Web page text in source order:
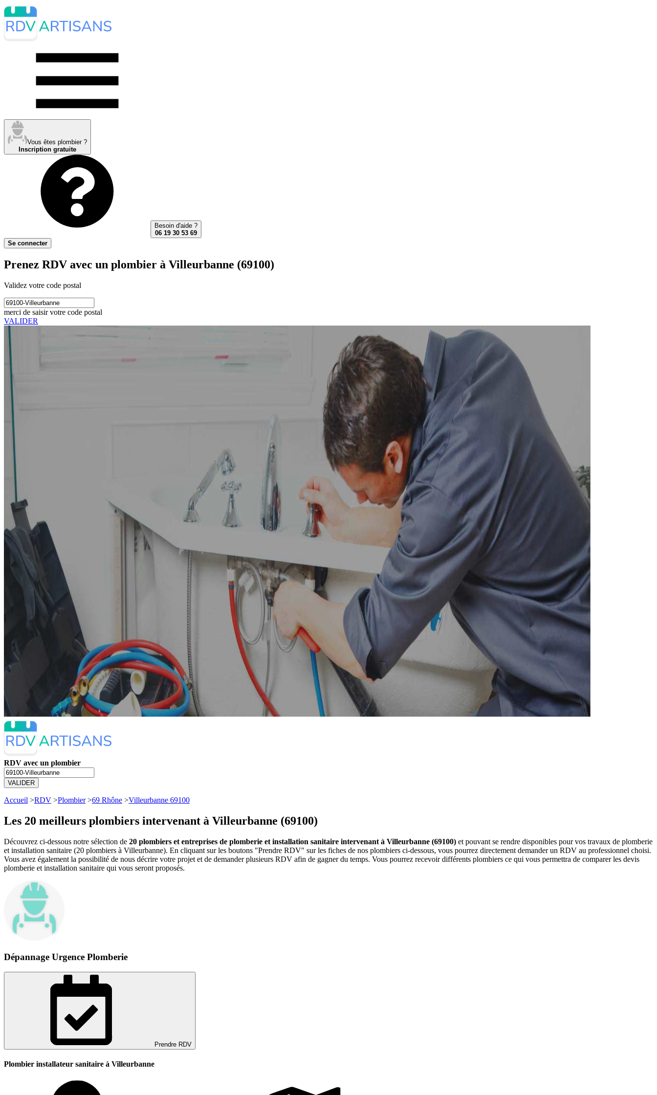
Vous êtes plombier ?
Inscription gratuite
Besoin d'aide ?
06 19 30 53 69
Se connecter
Prenez RDV avec un plombier à Villeurbanne (69100)
Validez votre code postal
merci de saisir votre code postal
VALIDER
RDV avec un plombier
VALIDER
Accueil >RDV >Plombier>69 Rhône >Villeurbanne 69100
Les 20 meilleurs plombiers intervenant à Villeurbanne (69100)
Découvrez ci-dessous notre sélection de 20 plombiers et entreprises de plomberie et installation sanitaire intervenant à Villeurbanne (69100) et pouvant se rendre disponibles pour vos travaux de plomberie
et installation sanitaire (20 plombiers à Villeurbanne). En cliquant sur les boutons "Prendre RDV" sur les fiches de nos plombiers ci-dessous, vous pourrez directement demander un RDV au professionnel choisi.
Vous avez également la possibilité de nous décrire votre projet et de demander plusieurs RDV afin de gagner du temps. Vous pourrez recevoir différents plombiers ce qui vous permettra de comparer les devis
plomberie et installation sanitaire qui vous seront proposés.
Dépannage Urgence Plomberie
Prendre RDV
Plombier installateur sanitaire à Villeurbanne